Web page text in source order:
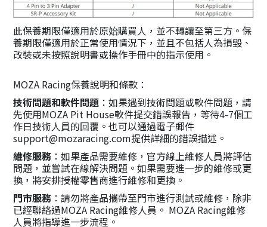
此保養期限僅適用於原始購買人，並不轉讓至第三方。保
養期限僅適用於正常使用情況下，並且不包括人為損毀、
改裝或未按照說明書或操作手冊中的指示使用。
MOZA Racing保養說明和條款：
技術問題和軟件問題 ：如果遇到技術問題或軟件問題，請
先使用MOZA Pit House軟件提交錯誤報告，等待4-7個工
作日技術人員的回覆。也可以通過電子郵件
support@mozaracing.com提供詳細的錯誤描述。
維修服務 ：如果產品需要維修，官方線上維修人員將評估
問題，並嘗試在線解決問題。如果需要進一步的維修或更
換，將安排授權零售商進行維修和更換。
門市服務 ：請勿將產品攜帶至門市進行測試或維修，除非
已經聯絡過MOZA Racing維修人員。 MOZA Racing維修
人員將指導進一步流程。